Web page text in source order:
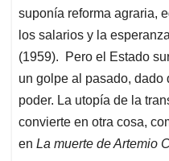
suponía reforma agraria,
los salarios y la
(1959). Pero el Estado
un golpe al pasado, dado
poder. La utopía de la
convierte en otra cosa,
en La muerte de Artemio